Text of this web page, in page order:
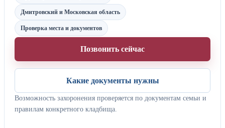
Дмитровский и Московская область
Проверка места и документов
Позвонить сейчас
Какие документы нужны
Возможность захоронения проверяется по документам семьи и
правилам конкретного кладбища.